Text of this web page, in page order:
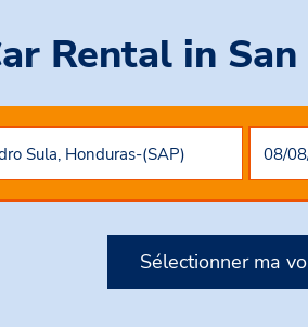
Rental in
Sélectionner ma